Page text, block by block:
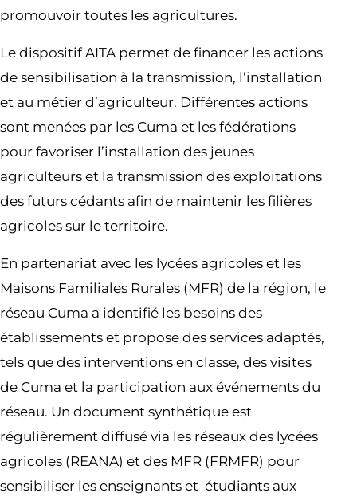
promouvoir toutes les agricultures.
Le dispositif AITA permet de financer les actions
de sensibilisation à la transmission, l’installation
et au métier d’agriculteur. Différentes actions
sont menées par les Cuma et les fédérations
pour favoriser l’installation des jeunes
agriculteurs et la transmission des exploitations
des futurs cédants afin de maintenir les filières
agricoles sur le territoire.
En partenariat avec les lycées agricoles et les
Maisons Familiales Rurales (MFR) de la région, le
réseau Cuma a identifié les besoins des
établissements et propose des services adaptés,
tels que des interventions en classe, des visites
de Cuma et la participation aux événements du
réseau. Un document synthétique est
régulièrement diffusé via les réseaux des lycées
agricoles (REANA) et des MFR (FRMFR) pour
sensibiliser les enseignants et étudiants aux